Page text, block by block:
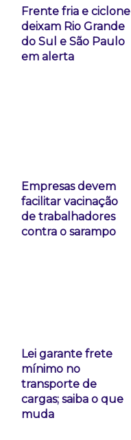
Frente fria e ciclone
deixam Rio Grande
do Sul e São Paulo
em alerta
Empresas devem
facilitar vacinação
de trabalhadores
contra o sarampo
Lei garante frete
mínimo no
transporte de
cargas; saiba o que
muda